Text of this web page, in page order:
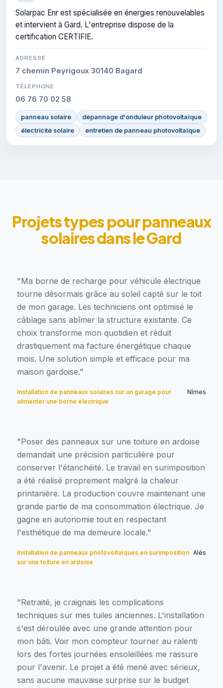
Solarpac Enr est spécialisée en énergies renouvelables
et intervient à Gard. L'entreprise dispose de la
certification CERTIFIE.
ADRESSE
7 chemin Peyrigoux 30140 Bagard
TÉLÉPHONE
06 76 70 02 58
panneau solaire
dépannage d'onduleur photovoltaïque
électricité solaire
entretien de panneau photovoltaïque
Projets types pour panneaux
solaires dans le Gard
"Ma borne de recharge pour véhicule électrique
tourne désormais grâce au soleil capté sur le toit
de mon garage. Les techniciens ont optimisé le
câblage sans abîmer la structure existante. Ce
choix transforme mon quotidien et réduit
drastiquement ma facture énergétique chaque
mois. Une solution simple et efficace pour ma
maison gardoise."
Installation de panneaux solaires sur un garage pour
alimenter une borne électrique
Nîmes
"Poser des panneaux sur une toiture en ardoise
demandait une précision particulière pour
conserver l'étanchéité. Le travail en surimposition
a été réalisé proprement malgré la chaleur
printanière. La production couvre maintenant une
grande partie de ma consommation électrique. Je
gagne en autonomie tout en respectant
l'esthétique de ma demeure locale."
Installation de panneaux photovoltaïques en surimposition
sur une toiture en ardoise
Alès
"Retraité, je craignais les complications
techniques sur mes tuiles anciennes. L'installation
s'est déroulée avec une grande attention pour
mon bâti. Voir mon compteur tourner au ralenti
lors des fortes journées ensoleillées me rassure
pour l'avenir. Le projet a été mené avec sérieux,
sans aucune mauvaise surprise sur le budget